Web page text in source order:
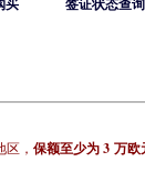
买 签证状态查询
， 保额至少为 3 万欧